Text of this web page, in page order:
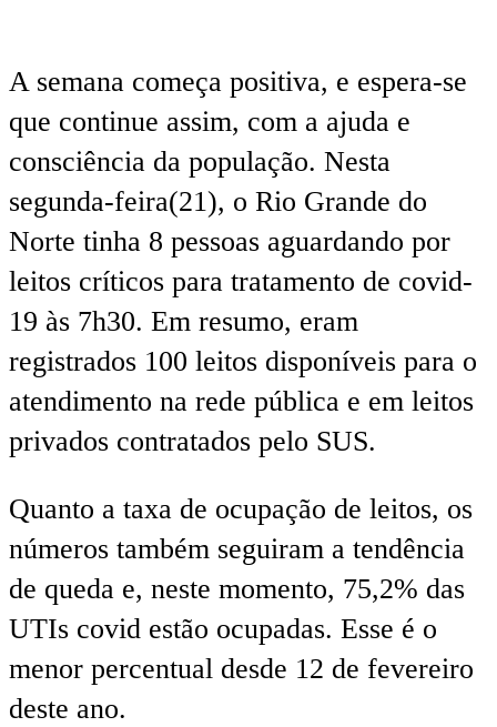
A semana começa positiva, e espera-se
que continue assim, com a ajuda e
consciência da população. Nesta
segunda-feira(21), o Rio Grande do
Norte tinha 8 pessoas aguardando por
leitos críticos para tratamento de covid-
19 às 7h30. Em resumo, eram
registrados 100 leitos disponíveis para o
atendimento na rede pública e em leitos
privados contratados pelo SUS.
Quanto a taxa de ocupação de leitos, os
números também seguiram a tendência
de queda e, neste momento, 75,2% das
UTIs covid estão ocupadas. Esse é o
menor percentual desde 12 de fevereiro
deste ano.